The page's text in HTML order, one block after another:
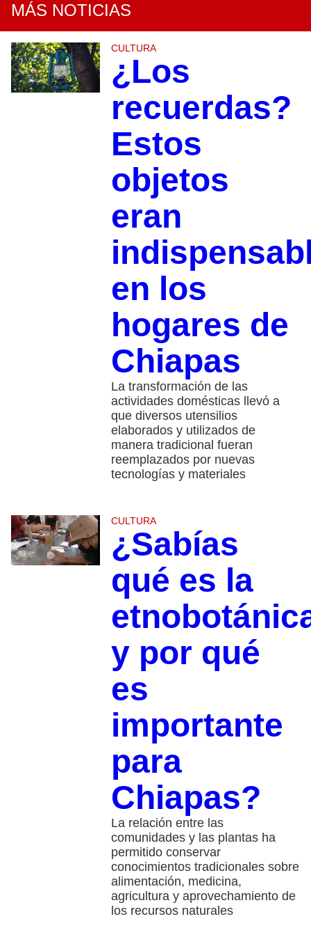
MÁS NOTICIAS
CULTURA
¿Los
recuerdas?
Estos
objetos
eran
en los
hogares de
Chiapas
La transformación de las
actividades domésticas llevó a
que diversos utensilios
elaborados y utilizados de
manera tradicional fueran
reemplazados por nuevas
tecnologías y materiales
CULTURA
¿Sabías
qué es la
y por qué
es
importante
para
Chiapas?
La relación entre las
comunidades y las plantas ha
permitido conservar
conocimientos tradicionales sobre
alimentación, medicina,
agricultura y aprovechamiento de
los recursos naturales